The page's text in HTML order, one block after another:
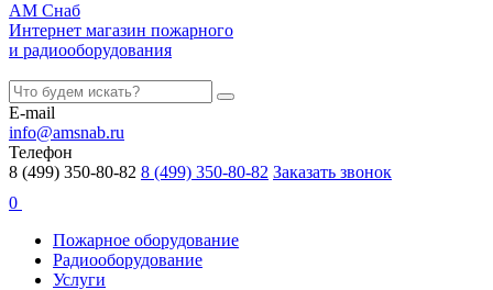
АМ Снаб
Интернет магазин пожарного
и радиооборудования
E-mail
info@amsnab.ru
Телефон
8 (499) 350-80-82 8 (499) 350-80-82 Заказать звонок
0
Пожарное оборудование
Радиооборудование
Услуги